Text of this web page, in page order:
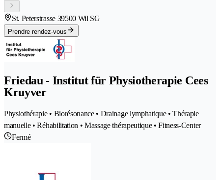
St. Peterstrasse 39500 Wil SG
Prendre rendez-vous
Friedau - Institut für Physiotherapie Cees
Kruyver
Physiothérapie • Biorésonance • Drainage lymphatique • Thérapie
manuelle • Réhabilitation • Massage thérapeutique • Fitness-Center
Fermé